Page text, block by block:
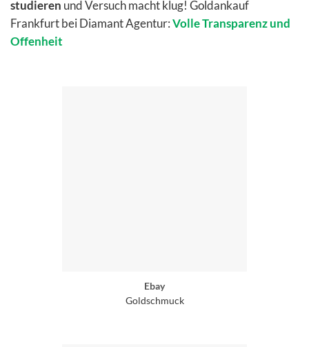
studieren und Versuch macht klug! Goldankauf
Frankfurt bei Diamant Agentur:Volle Transparenz und
Offenheit
Ebay
Goldschmuck